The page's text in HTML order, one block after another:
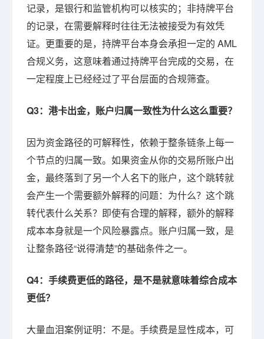
记录，是银行和监管机构可以核实的；非持牌平台
的记录，在需要解释时往往无法被接受为有效凭
证。更重要的是，持牌平台本身会承担一定的 AML
合规义务，这意味着通过持牌平台完成的交易，在
一定程度上已经经过了平台层面的合规筛查。
Q3：港卡出金，账户归属一致性为什么这么重要？
因为资金路径的可解释性，依赖于整条链条上每一
个节点的归属一致。如果资金从你的交易所账户出
金，最终落到了另一个人名下的账户，这个跳转就
会产生一个需要额外解释的问题：为什么？这个跳
转代表什么关系？即使有合理的解释，额外的解释
成本本身就是一个风险暴露点。账户归属一致，是
让整条路径“说得清楚”的基础条件之一。
Q4：手续费更低的路径，是不是就意味着综合成本
更低？
大量血泪案例证明：不是。手续费是显性成本，可